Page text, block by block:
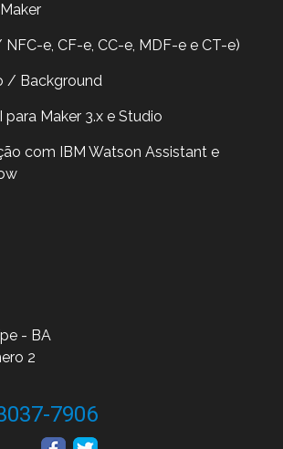
e, CF-e, CC-e, MDF-e e CT-e)
/ Background
para Maker 3.x e Studio
com IBM Watson Assistant e
- BA
2
7906